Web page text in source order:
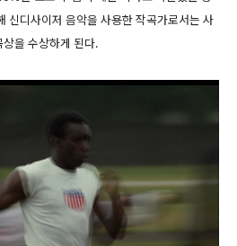
신디사이저 음악을 사용한 작곡가로서는 사
을 수상하게 된다.